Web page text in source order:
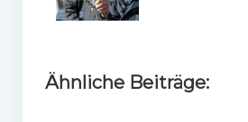
Ähnliche Beiträge: